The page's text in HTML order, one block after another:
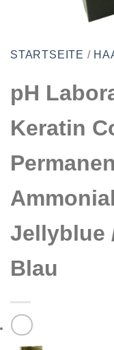
STARTSEITE /
pH
Keratin
Jellyblue
Blau